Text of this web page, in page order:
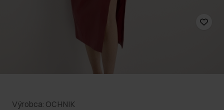
Výrobca: OCHNIK